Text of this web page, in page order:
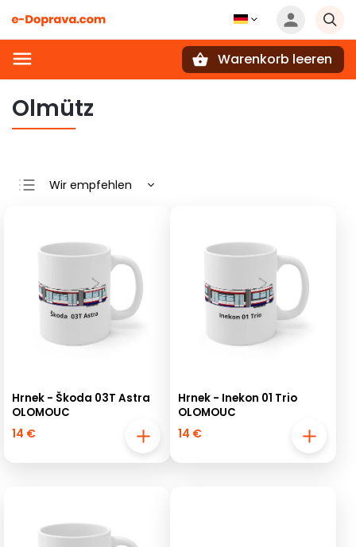
Warenkorb leeren
Olmütz
Wir empfehlen
Meistverkauft
Alphabetisch
Hrnek - Škoda 03T Astra
OLOMOUC
14 €
Hrnek - Inekon 01 Trio
OLOMOUC
14 €